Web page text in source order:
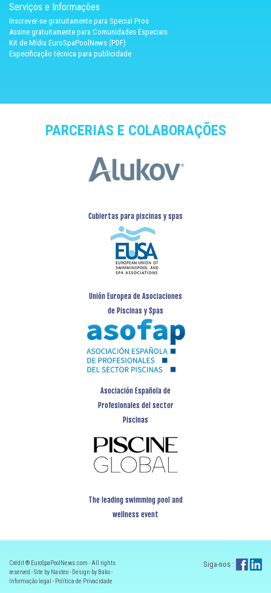
Serviços e Informações
Inscrever-se gratuitamente para Special Pros
Assine gratuitamente para Comunidades Especiais
Kit de Mídia EuroSpaPoolNews (PDF)
Especificação técnica para publicidade
PARCERIAS E COLABORAÇÕES
Cubiertas para piscinas y spas
Unión Europea de Asociaciones
de Piscinas y Spas
Asociación Española de
Profesionales del sector
Piscinas
The leading swimming pool and
wellness event
Crédit ® EuroSpaPoolNews.com - All rights
reserved - Site by Nasteo - Design by Bako -
Informação legal - Política de Privacidade
Siga-nos :